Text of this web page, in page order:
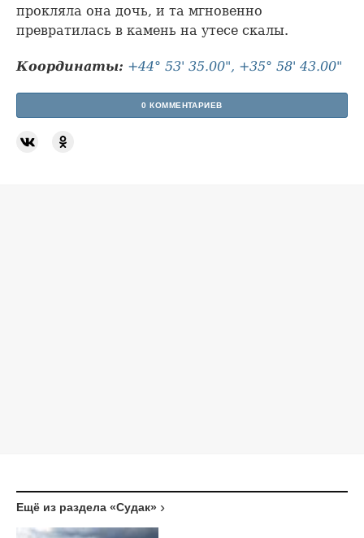
прокляла она дочь, и та мгновенно
превратилась в камень на утесе скалы.
Координаты: +44° 53' 35.00", +35° 58' 43.00"
0 КОММЕНТАРИЕВ
Ещё из раздела «Судак»